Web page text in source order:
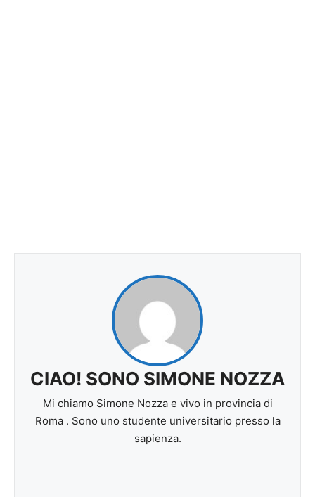
CIAO! SONO SIMONE NOZZA
Mi chiamo Simone Nozza e vivo in provincia di
Roma . Sono uno studente universitario presso la
sapienza.